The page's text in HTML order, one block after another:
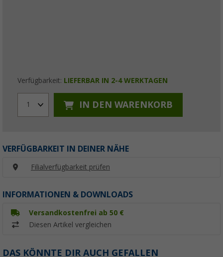
Verfügbarkeit: LIEFERBAR IN 2-4 WERKTAGEN
1 IN DEN WARENKORB
VERFÜGBARKEIT IN DEINER NÄHE
Filialverfügbarkeit prüfen
INFORMATIONEN & DOWNLOADS
Versandkostenfrei ab 50 €
Diesen Artikel vergleichen
DAS KÖNNTE DIR AUCH GEFALLEN